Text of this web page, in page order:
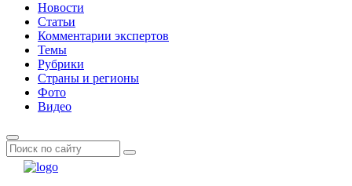
Новости
Статьи
Комментарии экспертов
Темы
Рубрики
Страны и регионы
Фото
Видео